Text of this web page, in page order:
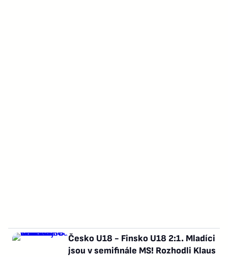
Česko U18 - Finsko U18 2:1. Mladíci
jsou v semifinále MS! Rozhodli Klaus